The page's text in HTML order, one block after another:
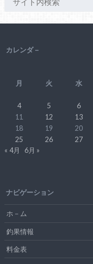
カレンダ－
月
火 水
4
5 6
11
12 13
18
19 20
25
26 27
« 4月
6月 »
ナビゲーション
ホ－ム
釣果情報
料金表